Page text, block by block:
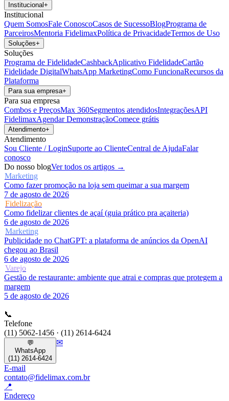
Institucional+
Institucional
Quem SomosFale ConoscoCasos de SucessoBlogPrograma de
ParceirosMentoria FidelimaxPolítica de PrivacidadeTermos de Uso
Soluções+
Soluções
Programa de FidelidadeCashbackAplicativo FidelidadeCartão
Fidelidade DigitalWhatsApp MarketingComo FuncionaRecursos da
Plataforma
Para sua empresa+
Para sua empresa
Combos e PreçosMax 360Segmentos atendidosIntegraçõesAPI
FidelimaxAgendar DemonstraçãoComece grátis
Atendimento+
Atendimento
Sou Cliente / LoginSuporte ao ClienteCentral de AjudaFalar
conosco
Do nosso blogVer todos os artigos →
Marketing
Como fazer promoção na loja sem queimar a sua margem
7 de agosto de 2026
Fidelização
Como fidelizar clientes de açaí (guia prático pra açaiteria)
6 de agosto de 2026
Marketing
Publicidade no ChatGPT: a plataforma de anúncios da OpenAI
chegou ao Brasil
6 de agosto de 2026
Varejo
Gestão de restaurante: ambiente que atrai e compras que protegem a
margem
5 de agosto de 2026
📞
Telefone
(11) 5062-1456 · (11) 2614-6424
💬
WhatsApp
(11) 2614-6424
✉
E-mail
contato@fidelimax.com.br
📍
Endereço